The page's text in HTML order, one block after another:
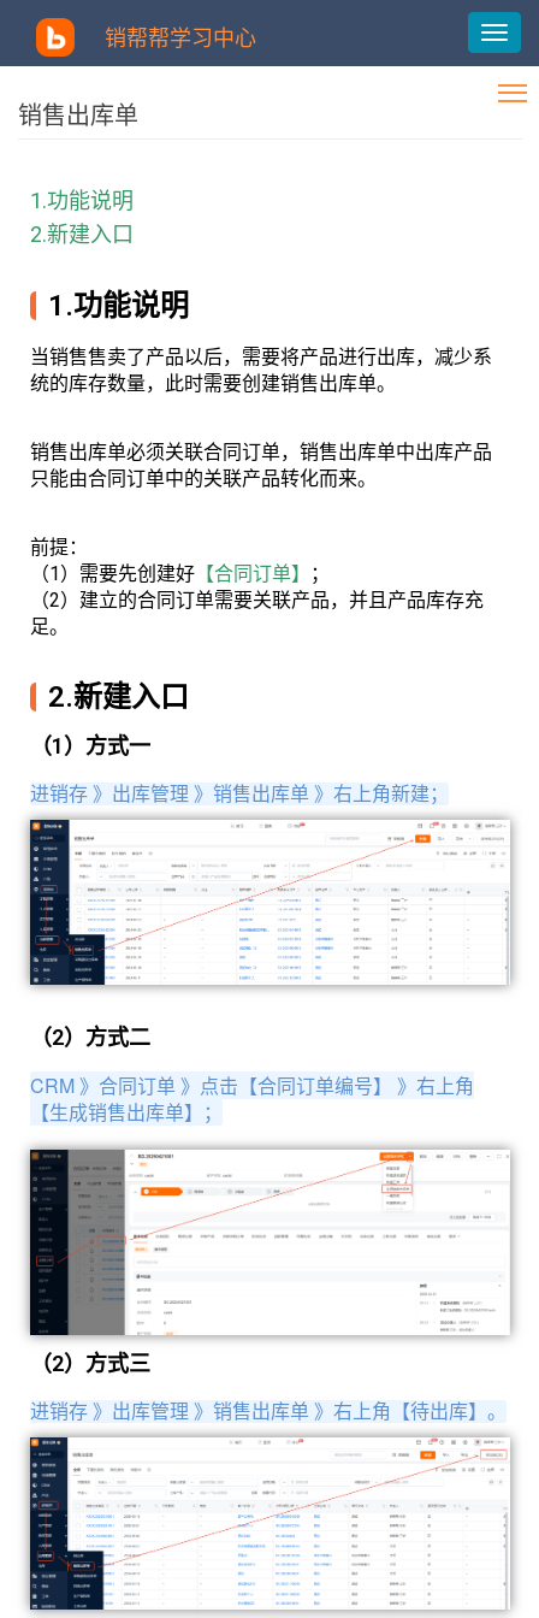
销帮帮学习中心
销售出库单
1.功能说明
2.新建入口
1.功能说明
当销售售卖了产品以后，需要将产品进行出库，减少系
统的库存数量，此时需要创建销售出库单。
销售出库单必须关联合同订单，销售出库单中出库产品
只能由合同订单中的关联产品转化而来。
前提：
（1）需要先创建好 【合同订单】
；
（2）建立的合同订单需要关联产品，并且产品库存充
足。
2.新建入口
（1）方式一
进销存 》出库管理 》销售出库单 》右上角新建；
（2）方式二
CRM 》合同订单 》点击【合同订单编号】 》右上角
【生成销售出库单】；
（2）方式三
进销存 》出库管理 》销售出库单 》右上角【待出库】。